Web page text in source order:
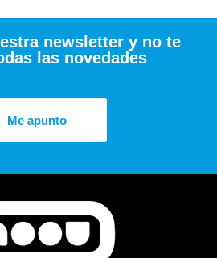
newsletter y no te
las novedades
Me apunto